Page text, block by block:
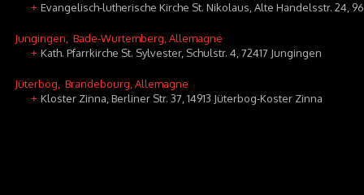
+ Evangelisch-lutherische Kirche St. Nikolaus, Alte Handelsstr. 24,
Jungingen , Bade-Wurtemberg, Allemagne
+ Kath. Pfarrkirche St. Sylvester, Schulstr. 4, 72417 Jungingen
Jüterbog , Brandebourg, Allemagne
+ Kloster Zinna, Berliner Str. 37, 14913 Jüterbog-Koster Zinna